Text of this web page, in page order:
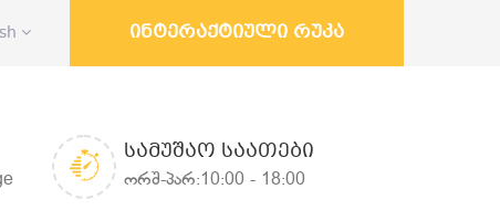
ინტერაქტიული რუკა
ᲡᲐᲛᲣᲨᲐᲝ ᲡᲐᲐᲗᲔᲑᲘ
ორშ-პარ:10:00 - 18:00